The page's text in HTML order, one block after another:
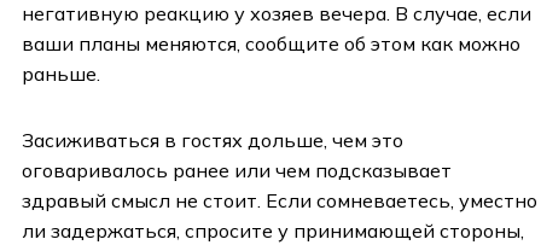
негативную реакцию у хозяев вечера. В случае, если
ваши планы меняются, сообщите об этом как можно
раньше.
Засиживаться в гостях дольше, чем это
оговаривалось ранее или чем подсказывает
здравый смысл не стоит. Если сомневаетесь, уместно
ли задержаться, спросите у принимающей стороны,